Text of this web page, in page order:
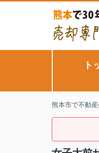
ト
熊本市で不動